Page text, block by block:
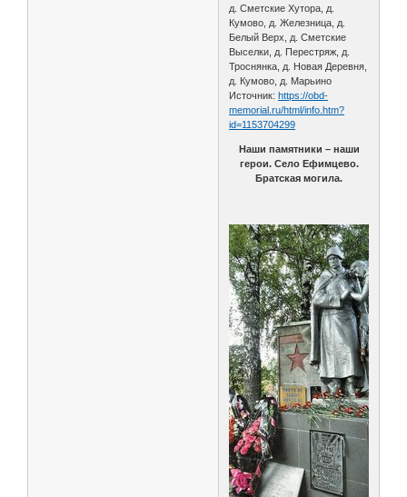
д. Сметские Хутора, д.
Кумово, д. Железница, д.
Белый Верх, д. Сметские
Выселки, д. Перестряж, д.
Троснянка, д. Новая Деревня,
д. Кумово, д. Марьино
Источник:https://obd-
memorial.ru/html/info.htm?
id=1153704299
Наши памятники – наши
герои. Село Ефимцево.
Братская могила.